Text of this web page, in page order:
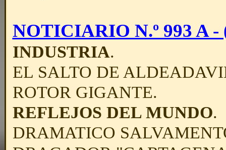
NOTICIARIO N.º 993 A -
INDUSTRIA.
EL SALTO DE
ROTOR GIGANTE.
REFLEJOS DEL MUNDO.
DRAMATICO